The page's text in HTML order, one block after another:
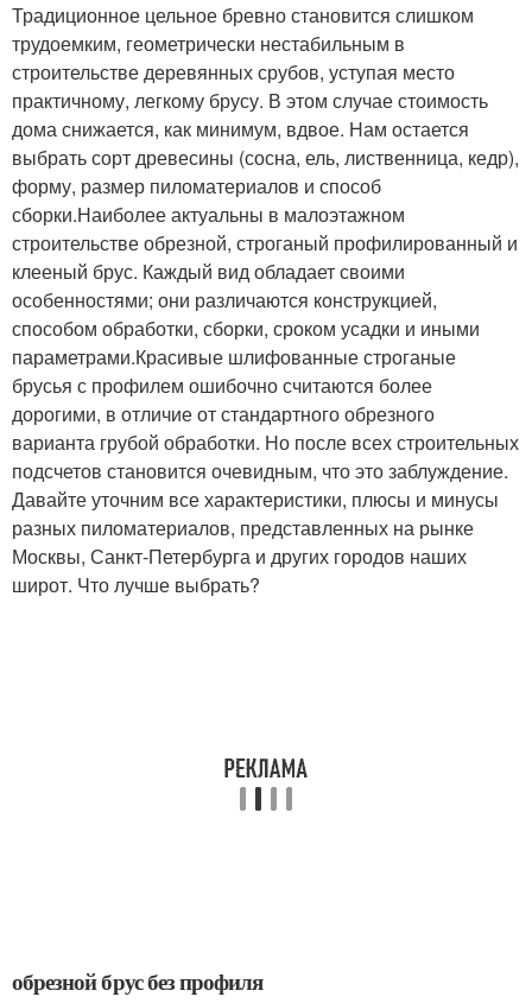
Традиционное цельное бревно становится слишком
трудоемким, геометрически нестабильным в
строительстве деревянных срубов, уступая место
практичному, легкому брусу. В этом случае стоимость
дома снижается, как минимум, вдвое. Нам остается
выбрать сорт древесины (сосна, ель, лиственница, кедр),
форму, размер пиломатериалов и способ
сборки.Наиболее актуальны в малоэтажном
строительстве обрезной, строганый профилированный и
клееный брус. Каждый вид обладает своими
особенностями; они различаются конструкцией,
способом обработки, сборки, сроком усадки и иными
параметрами.Красивые шлифованные строганые
брусья с профилем ошибочно считаются более
дорогими, в отличие от стандартного обрезного
варианта грубой обработки. Но после всех строительных
подсчетов становится очевидным, что это заблуждение.
Давайте уточним все характеристики, плюсы и минусы
разных пиломатериалов, представленных на рынке
Москвы, Санкт-Петербурга и других городов наших
широт. Что лучше выбрать?
обрезной брус без профиля